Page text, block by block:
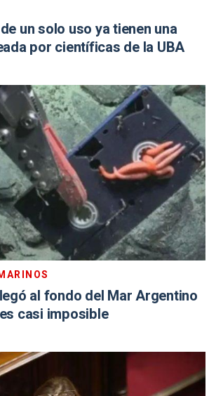
un solo uso ya tienen una
por científicas de la UBA
al fondo del Mar Argentino
casi imposible